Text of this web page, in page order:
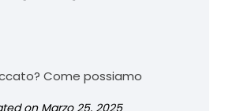
Come possiamo